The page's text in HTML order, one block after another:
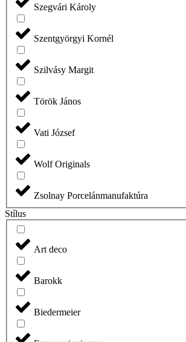
Szegvári Károly
Szentgyörgyi Kornél
Szilvásy Margit
Török János
Vati József
Wolf Originals
Zsolnay Porcelánmanufaktúra
Stílus
Art deco
Barokk
Biedermeier